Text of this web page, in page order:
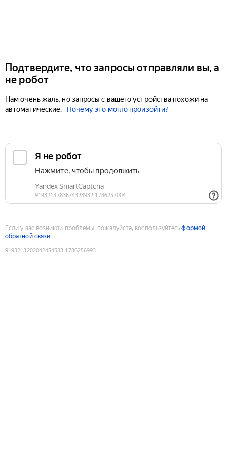
Подтвердите, что запросы отправляли вы, а
не робот
Нам очень жаль, но запросы с вашего устройства похожи на
автоматические.
Почему это могло произойти?
Если у вас возникли проблемы, пожалуйста, воспользуйтесьформой
обратной связи
9193213202042454533:1786256993